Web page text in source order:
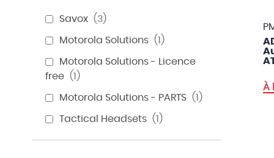
À
Savox 3
Motorola Solutions 1
Motorola Solutions - Licence
free
1
Motorola Solutions - PARTS 1
Tactical Headsets 1